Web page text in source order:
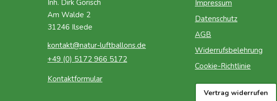
Inh. Dirk Gorisch
Am Walde 2
31246 Ilsede
kontakt@natur-luftballons.de
+49 (0) 5172 966 5172
Kontaktformular
Impressum
Datenschutz
AGB
Widerrufsbelehrung
Cookie-Richtlinie
Vertrag widerrufen